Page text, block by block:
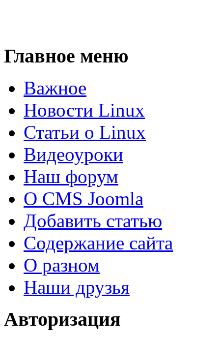
Главное меню
Важное
Новости Linux
Статьи о Linux
Видеоуроки
Наш форум
О CMS Joomla
Добавить статью
Содержание сайта
О разном
Наши друзья
Авторизация